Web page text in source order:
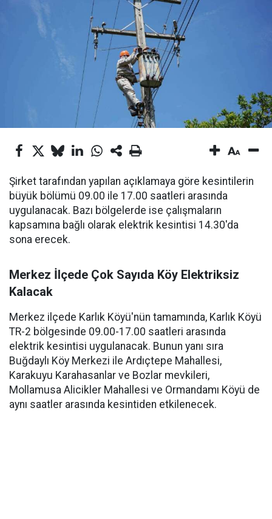
Şirket tarafından yapılan açıklamaya göre kesintilerin
büyük bölümü 09.00 ile 17.00 saatleri arasında
uygulanacak. Bazı bölgelerde ise çalışmaların
kapsamına bağlı olarak elektrik kesintisi 14.30'da
sona erecek.
Merkez İlçede Çok Sayıda Köy Elektriksiz
Kalacak
Merkez ilçede Karlık Köyü'nün tamamında, Karlık Köyü
TR-2 bölgesinde 09.00-17.00 saatleri arasında
elektrik kesintisi uygulanacak. Bunun yanı sıra
Buğdaylı Köy Merkezi ile Ardıçtepe Mahallesi,
Karakuyu Karahasanlar ve Bozlar mevkileri,
Mollamusa Alicikler Mahallesi ve Ormandamı Köyü de
aynı saatler arasında kesintiden etkilenecek.